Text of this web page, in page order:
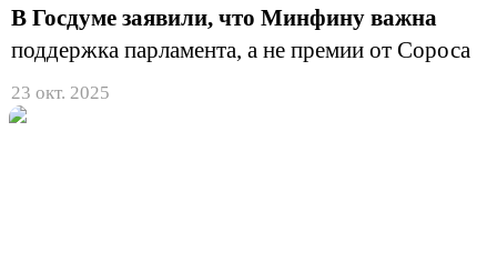
В Госдуме заявили, что Минфину важна
поддержка парламента, а не премии от Сороса
23 окт. 2025